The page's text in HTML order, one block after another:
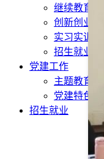
继续教育
创新创业
实习实训
招生就业
党建工作
主题教育
党建特色
招生就业